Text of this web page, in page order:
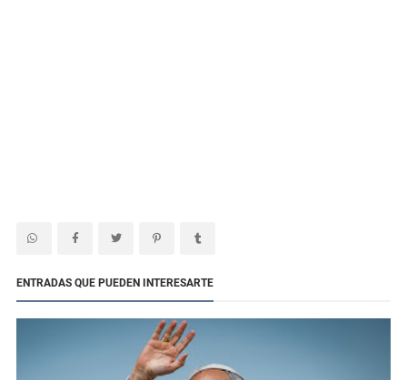
ENTRADAS QUE PUEDEN INTERESARTE